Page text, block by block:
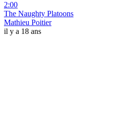
2:00
The Naughty Platoons
Mathieu Poitier
il y a 18 ans